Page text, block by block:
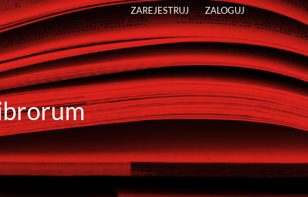
ZAREJESTRUJ ZALOGUJ